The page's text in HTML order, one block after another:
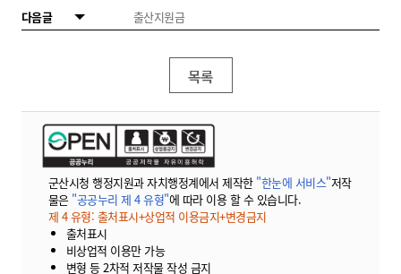
다음글
출산지원금
목록
군산시청 행정지원과 자치행정계에서 제작한 "한눈에 서비스"저작
물은 "공공누리 제 4 유형"에 따라 이용 할 수 있습니다.
제 4 유형: 출처표시+상업적 이용금지+변경금지
출처표시
비상업적 이용만 가능
변형 등 2차적 저작물 작성 금지